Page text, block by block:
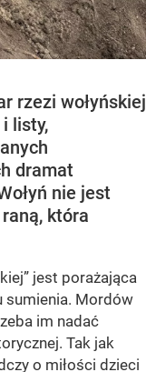
rzezi wołyńskiej
listy,
dramat
nie jest
która
jest porażająca
sumienia. Mordów
im nadać
Tak jak
o miłości dzieci